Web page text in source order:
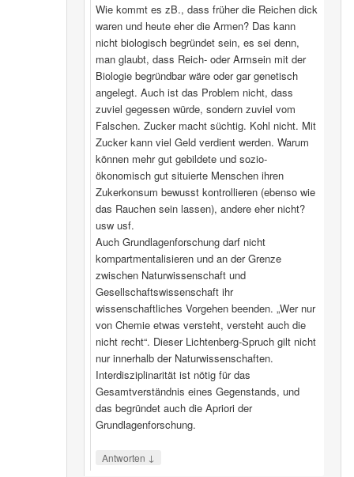
Wie kommt es zB., dass früher die Reichen dick
waren und heute eher die Armen? Das kann
nicht biologisch begründet sein, es sei denn,
man glaubt, dass Reich- oder Armsein mit der
Biologie begründbar wäre oder gar genetisch
angelegt. Auch ist das Problem nicht, dass
zuviel gegessen würde, sondern zuviel vom
Falschen. Zucker macht süchtig. Kohl nicht. Mit
Zucker kann viel Geld verdient werden. Warum
können mehr gut gebildete und sozio-
ökonomisch gut situierte Menschen ihren
Zukerkonsum bewusst kontrollieren (ebenso wie
das Rauchen sein lassen), andere eher nicht?
usw usf.
Auch Grundlagenforschung darf nicht
kompartmentalisieren und an der Grenze
zwischen Naturwissenschaft und
Gesellschaftswissenschaft ihr
wissenschaftliches Vorgehen beenden. „Wer nur
von Chemie etwas versteht, versteht auch die
nicht recht“. Dieser Lichtenberg-Spruch gilt nicht
nur innerhalb der Naturwissenschaften.
Interdisziplinarität ist nötig für das
Gesamtverständnis eines Gegenstands, und
das begründet auch die Apriori der
Grundlagenforschung.
Antworten ↓